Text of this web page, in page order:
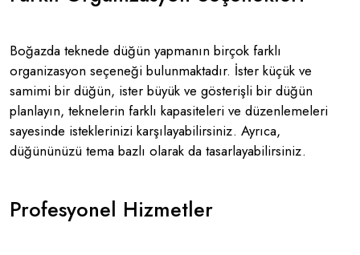
Boğazda teknede düğün yapmanın birçok farklı
organizasyon seçeneği bulunmaktadır. İster küçük ve
samimi bir düğün, ister büyük ve gösterişli bir düğün
planlayın, teknelerin farklı kapasiteleri ve düzenlemeleri
sayesinde isteklerinizi karşılayabilirsiniz. Ayrıca,
düğününüzü tema bazlı olarak da tasarlayabilirsiniz.
Profesyonel Hizmetler